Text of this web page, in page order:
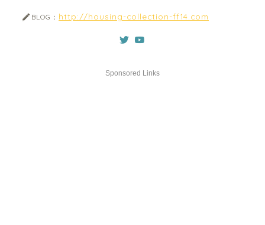
BLOG： http://housing-collection-ff14.com
Sponsored Links